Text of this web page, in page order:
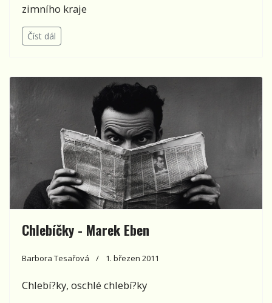
zimního kraje
Číst dál
Chlebíčky - Marek Eben
Barbora Tesařová 1. březen 2011
Chlebí?ky, oschlé chlebí?ky